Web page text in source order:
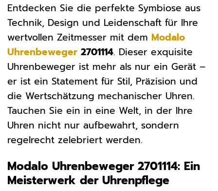
Entdecken Sie die perfekte Symbiose aus
Technik, Design und Leidenschaft für Ihre
wertvollen Zeitmesser mit dem Modalo
Uhrenbeweger 2701114. Dieser exquisite
Uhrenbeweger ist mehr als nur ein Gerät –
er ist ein Statement für Stil, Präzision und
die Wertschätzung mechanischer Uhren.
Tauchen Sie ein in eine Welt, in der Ihre
Uhren nicht nur aufbewahrt, sondern
regelrecht zelebriert werden.
Modalo Uhrenbeweger 2701114: Ein
Meisterwerk der Uhrenpflege